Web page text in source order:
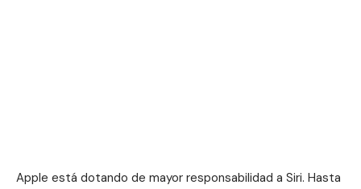
Apple está dotando de mayor responsabilidad a Siri. Hasta